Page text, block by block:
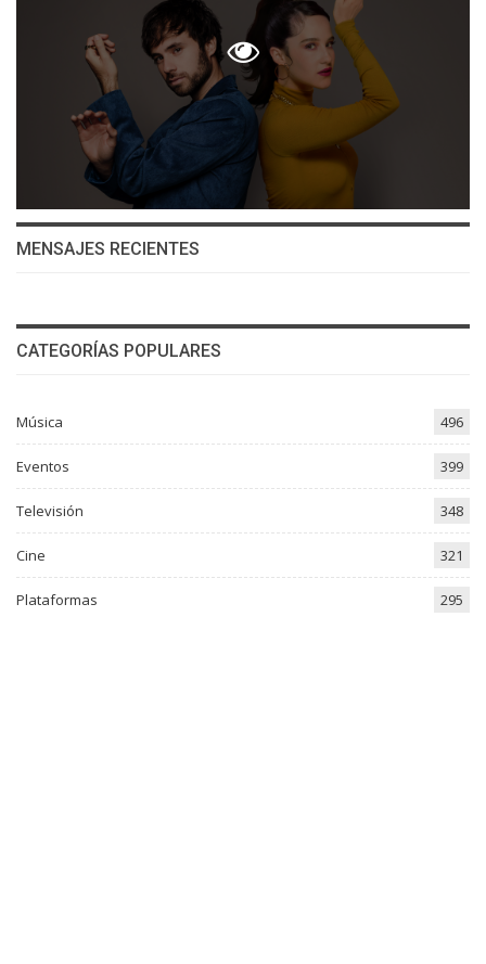
MENSAJES RECIENTES
CATEGORÍAS POPULARES
Música 496
Eventos 399
Televisión 348
Cine 321
Plataformas 295